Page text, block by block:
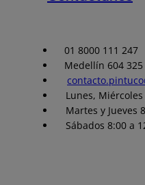
01 8000 111 247
Medellín 604 325
Lunes,
Martes y Jueves
Sábados 8:00 a